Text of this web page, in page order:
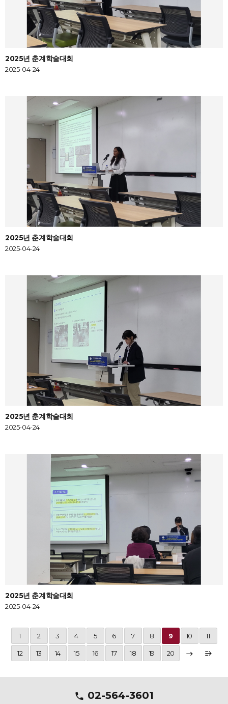
2025년 춘계학술대회
2025-04-24
2025년 춘계학술대회
2025-04-24
2025년 춘계학술대회
2025-04-24
2025년 춘계학술대회
2025-04-24
1 2 3 4 5 6 7 8 9 10 11
12 13 14 15 16 17 18 19 20
02-564-3601